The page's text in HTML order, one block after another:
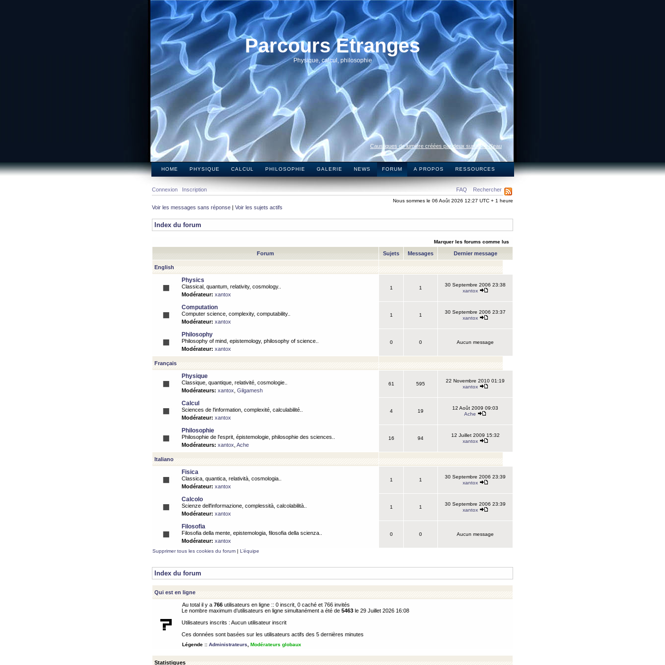
Parcours Etranges
Physique, calcul, philosophie
Caustiques de lumière créées par deux surfaces d’eau
HOME PHYSIQUE CALCUL PHILOSOPHIE GALERIE NEWS FORUM A PROPOS RESSOURCES
FAQ Rechercher
Connexion Inscription
Nous sommes le 06 Août 2026 12:27 UTC + 1 heure
Voir les messages sans réponse | Voir les sujets actifs
Index du forum
Marquer les forums comme lus
Forum Sujets Messages Dernier message
English
Physics
Classical, quantum, relativity, cosmology..
Modérateur: xantox
1 1
30 Septembre 2006 23:38
xantox
Computation
Computer science, complexity, computability..
Modérateur: xantox
1 1
30 Septembre 2006 23:37
xantox
Philosophy
Philosophy of mind, epistemology, philosophy of science..
Modérateur: xantox
0 0 Aucun message
Français
Physique
Classique, quantique, relativité, cosmologie..
Modérateurs: xantox Gilgamesh
61 595
22 Novembre 2010 01:19
xantox
Calcul
Sciences de l'information, complexité, calculabilité..
Modérateur: xantox
4 19
12 Août 2009 09:03
Ache
Philosophie
Philosophie de l'esprit, épistemologie, philosophie des sciences..
Modérateurs: xantox Ache
16 94
12 Juillet 2009 15:32
xantox
Italiano
Fisica
Classica, quantica, relatività, cosmologia..
Modérateur: xantox
1 1
30 Septembre 2006 23:39
xantox
Calcolo
Scienze dell'informazione, complessità, calcolabilità..
Modérateur: xantox
1 1
30 Septembre 2006 23:39
xantox
Filosofia
Filosofia della mente, epistemologia, filosofia della scienza..
Modérateur: xantox
0 0 Aucun message
Supprimer tous les cookies du forum | L’équipe
Index du forum
Qui est en ligne
Au total il y a 766 utilisateurs en ligne :: 0 inscrit, 0 caché et 766 invités
Le nombre maximum d’utilisateurs en ligne simultanément a été de 5463 le 29 Juillet 2026 16:08
Utilisateurs inscrits : Aucun utilisateur inscrit
Ces données sont basées sur les utilisateurs actifs des 5 dernières minutes
Légende :: Administrateurs Modérateurs globaux
Statistiques